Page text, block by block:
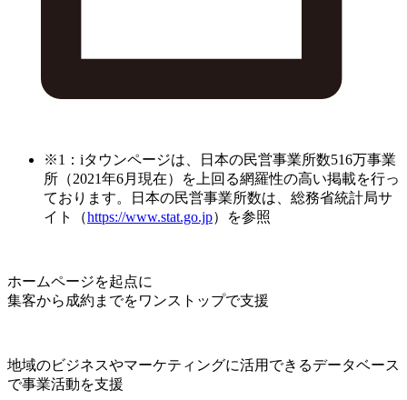
※1：iタウンページは、日本の民営事業所数516万事業
所（2021年6月現在）を上回る網羅性の高い掲載を行っ
ております。日本の民営事業所数は、総務省統計局サ
イト（https://www.stat.go.jp）を参照
ホームページを起点に
集客から成約までをワンストップで支援
地域のビジネスやマーケティングに活用できるデータベース
で事業活動を支援